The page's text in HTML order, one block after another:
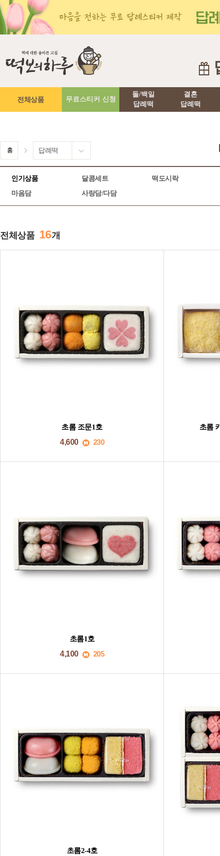
전체상품 무료스티커 신청
돌/백일
답례떡
결혼
답례떡
홈 답례떡
인기상품 달콤세트
떡도시락
마음담
사랑담/다담
전체상품 16개
초롬 조문1호
4,600 230
초롬
초롬1호
4,100 205
초롬2-4호